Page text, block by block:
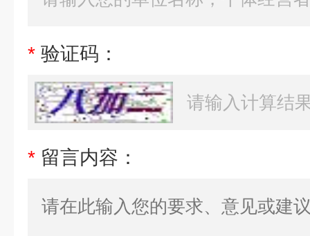
* 验证码：
* 留言内容：